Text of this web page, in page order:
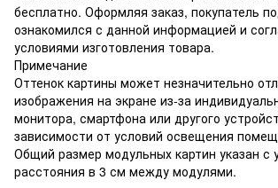
бесплатно. Оформляя заказ, покупатель
ознакомился с данной информацией и
условиями изготовления товара.
Примечание
Оттенок картины может незначительно
изображения на экране из-за
монитора, смартфона или другого
зависимости от условий освещения
Общий размер модульных картин указан с
расстояния в 3 см между модулями.